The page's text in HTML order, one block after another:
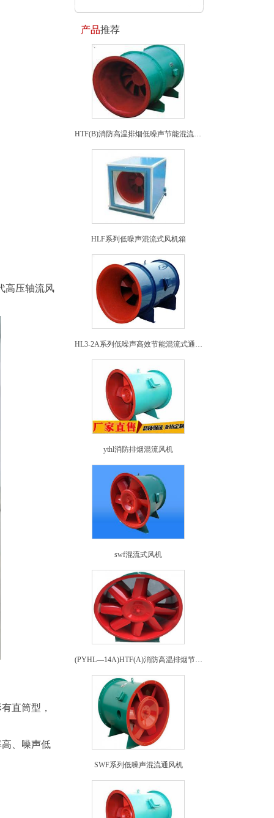
高压轴流风
直筒型，
、噪声低
产品推荐
HTF(B)消防高温排烟低噪声节能混流式通风机(PYHL—14A)
HLF系列低噪声混流式风机箱
HL3-2A系列低噪声高效节能混流式通风机
ythl消防排烟混流风机
swf混流式风机
(PYHL—14A)HTF(A)消防高温排烟节能混流式通风机
SWF系列低噪声混流通风机